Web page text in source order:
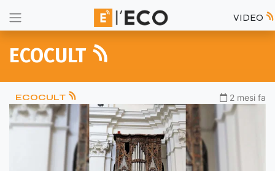
VIDEO
ECOCULT
ECOCULT 2 mesi fa